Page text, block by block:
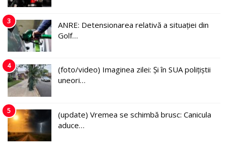
3
ANRE: Detensionarea relativă a situației din
Golf…
4
(foto/video) Imaginea zilei: Și în SUA polițiștii
uneori…
5
(update) Vremea se schimbă brusc: Canicula
aduce…